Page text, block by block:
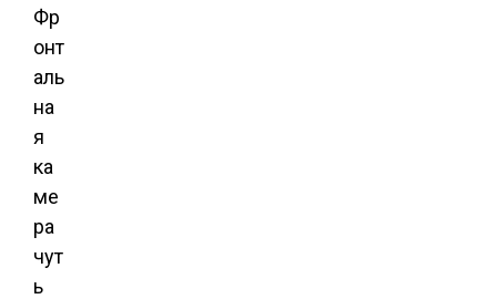
Фр
онт
аль
на
я
ка
ме
ра
чут
ь